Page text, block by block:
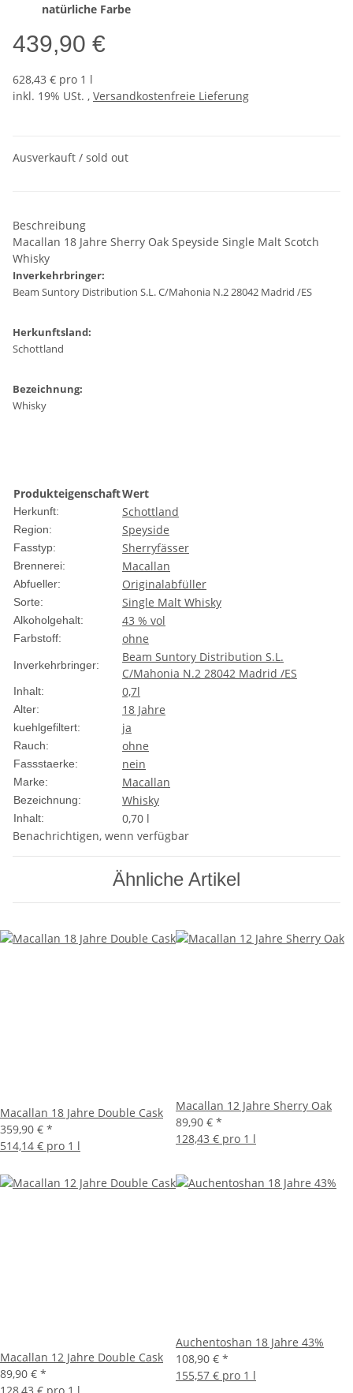
natürliche Farbe
439,90 €
628,43 € pro 1 l
inkl. 19% USt. , Versandkostenfreie Lieferung
Ausverkauft / sold out
Beschreibung
Macallan 18 Jahre Sherry Oak Speyside Single Malt Scotch
Whisky
Inverkehrbringer:
Beam Suntory Distribution S.L. C/Mahonia N.2 28042 Madrid /ES
Herkunftsland:
Schottland
Bezeichnung:
Whisky
ProdukteigenschaftWert
Herkunft: Schottland
Region: Speyside
Fasstyp: Sherryfässer
Brennerei: Macallan
Abfueller: Originalabfüller
Sorte: Single Malt Whisky
Alkoholgehalt: 43 % vol
Farbstoff: ohne
Inverkehrbringer:
Beam Suntory Distribution S.L.
C/Mahonia N.2 28042 Madrid /ES
Inhalt: 0,7l
Alter: 18 Jahre
kuehlgefiltert: ja
Rauch: ohne
Fassstaerke: nein
Marke: Macallan
Bezeichnung: Whisky
Inhalt:
0,70 l
Benachrichtigen, wenn verfügbar
Ähnliche Artikel
Macallan 18 Jahre Double Cask
359,90 € *
514,14 € pro 1 l
Macallan 12 Jahre Sherry Oak
89,90 € *
128,43 € pro 1 l
Macallan 12 Jahre Double Cask
89,90 € *
Auchentoshan 18 Jahre 43%
108,90 € *
155,57 € pro 1 l